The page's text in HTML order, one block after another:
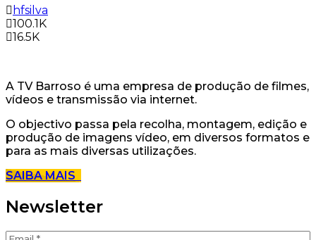
hfsilva
100.1K
16.5K
A TV Barroso é uma empresa de produção de filmes,
vídeos e transmissão via internet.
O objectivo passa pela recolha, montagem, edição e
produção de imagens vídeo, em diversos formatos e
para as mais diversas utilizações.
SAIBA MAIS
Newsletter